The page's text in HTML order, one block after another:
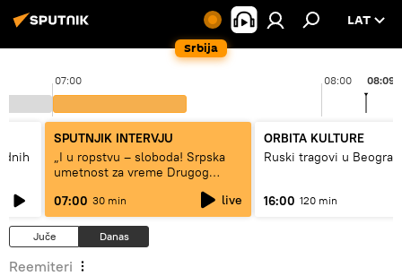
Srbija
LAT
07:00 08:00 08:09
SPUTNJIK INTERVJU
„I u ropstvu – sloboda! Srpska
umetnost za vreme Drugog
07:00 30 min live
ORBITA KULTURE
Ruski tragovi u
16:00 120 min
Juče Danas
Reemiteri